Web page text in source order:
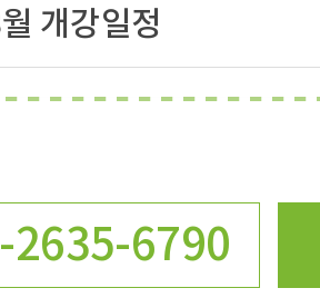
개강일정
2635-6790